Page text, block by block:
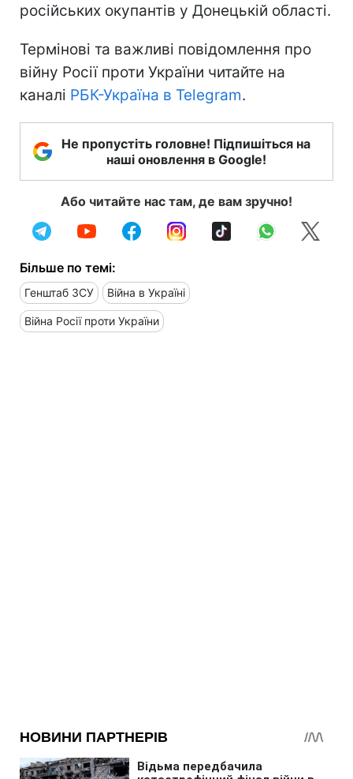
російських окупантів у Донецькій області.
Термінові та важливі повідомлення про
війну Росії проти України читайте на
каналі РБК-Україна в Telegram.
Не пропустіть головне! Підпишіться на
наші оновлення в Google!
Або читайте нас там, де вам зручно!
Більше по темі:
Генштаб ЗСУ Війна в Україні
Війна Росії проти України